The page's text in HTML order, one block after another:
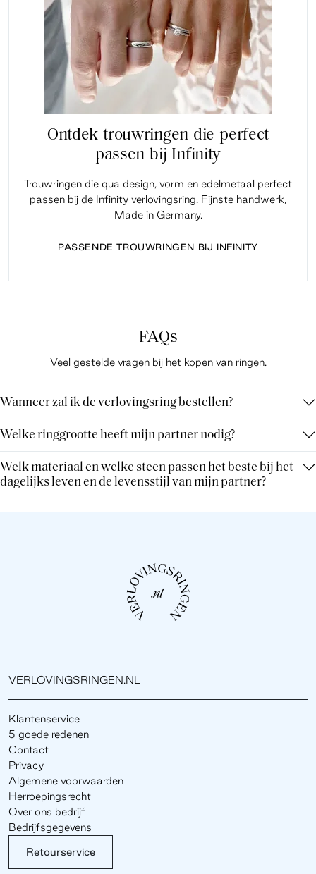
Ontdek trouwringen die perfect
passen bij Infinity
Trouwringen die qua design, vorm en edelmetaal perfect
passen bij de Infinity verlovingsring. Fijnste handwerk,
Made in Germany.
PASSENDE TROUWRINGEN BIJ INFINITY
FAQs
Veel gestelde vragen bij het kopen van ringen.
Wanneer zal ik de verlovingsring bestellen?
Welke ringgrootte heeft mijn partner nodig?
Welk materiaal en welke steen passen het beste bij het
dagelijks leven en de levensstijl van mijn partner?
VERLOVINGSRINGEN.NL
Klantenservice
5 goede redenen
Contact
Privacy
Algemene voorwaarden
Herroepingsrecht
Over ons bedrijf
Bedrijfsgegevens
Retourservice